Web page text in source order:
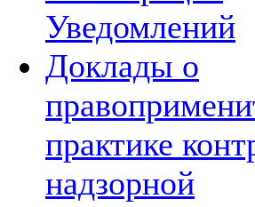
Уведомлений
Доклады о
практике
надзорной